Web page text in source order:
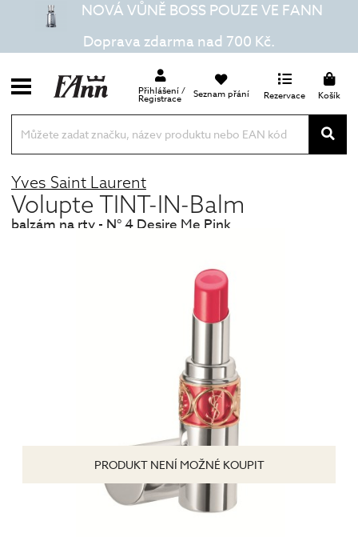
NOVÁ VŮNĚ BOSS POUZE VE FANN
Doprava zdarma nad 700 Kč.
Přihlášení /
Registrace Seznam přání Rezervace Košík
Yves Saint Laurent
Volupte TINT-IN-Balm
balzám na rty - N° 4 Desire Me Pink
PRODUKT NENÍ MOŽNÉ KOUPIT